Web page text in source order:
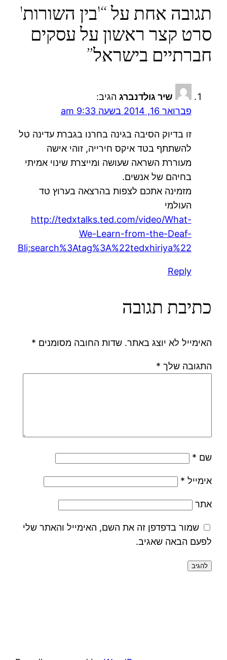
תגובה אחת על “'בין השורות'
סרט קצר ראשון על עסקים
חברתיים בישראל”
שיר גולדנברג הגיב:
פברואר 16, 2014 בשעה 9:33 am
זו בדיוק הסיבה בגינה בחרנו בגברת עדינה טל
להשתתף בטד איקס חירייה, זוהי אישה
מעוררת השראה שעושה ומייצרת שינוי אמיתי
בחיהם של אנשים.
מזמינה אתכם לצפות בהרצאה בערוץ טד
העולמי
http://tedxtalks.ted.com/video/What-
We-Learn-from-the-Deaf-
Bli;search%3Atag%3A%22tedxhiriya%22
Reply
כתיבת תגובה
האימייל לא יוצג באתר. שדות החובה מסומנים *
התגובה שלך *
שם *
אימייל *
אתר
שמור בדפדפן זה את השם, האימייל והאתר שלי
לפעם הבאה שאגיב.